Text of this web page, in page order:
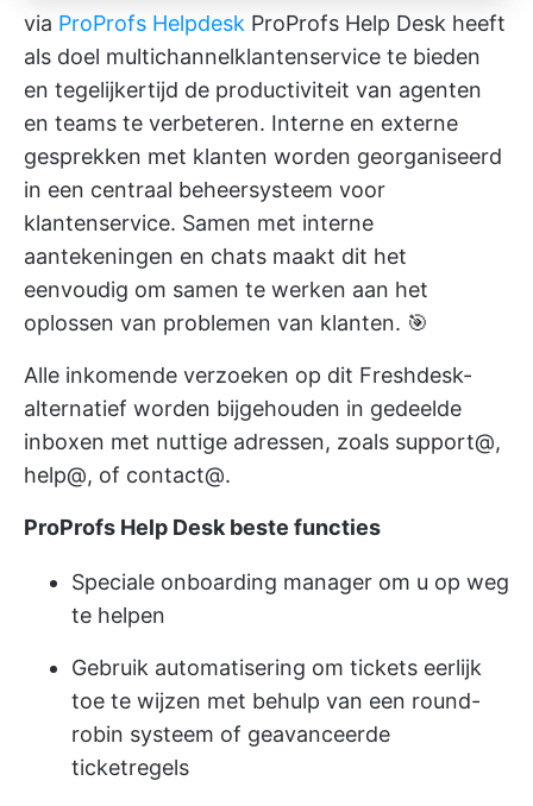
via ProProfs Helpdesk ProProfs Help Desk heeft
als doel multichannelklantenservice te bieden
en tegelijkertijd de productiviteit van agenten
en teams te verbeteren. Interne en externe
gesprekken met klanten worden georganiseerd
in een centraal beheersysteem voor
klantenservice. Samen met interne
aantekeningen en chats maakt dit het
eenvoudig om samen te werken aan het
oplossen van problemen van klanten. 🎯
Alle inkomende verzoeken op dit Freshdesk-
alternatief worden bijgehouden in gedeelde
inboxen met nuttige adressen, zoals support@,
help@, of contact@.
ProProfs Help Desk beste functies
Speciale onboarding manager om u op weg
te helpen
Gebruik automatisering om tickets eerlijk
toe te wijzen met behulp van een round-
robin systeem of geavanceerde
ticketregels